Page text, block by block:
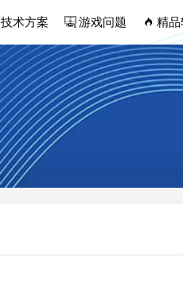
技术方案 游戏问题 精品